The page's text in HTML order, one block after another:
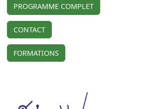
PROGRAMME COMPLET
CONTACT
FORMATIONS